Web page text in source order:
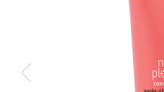
SÉRUM POUR LES CHEVEUX
CUIR CHEVELU SENSIBLE
TOUTES LES COLLECTIONS